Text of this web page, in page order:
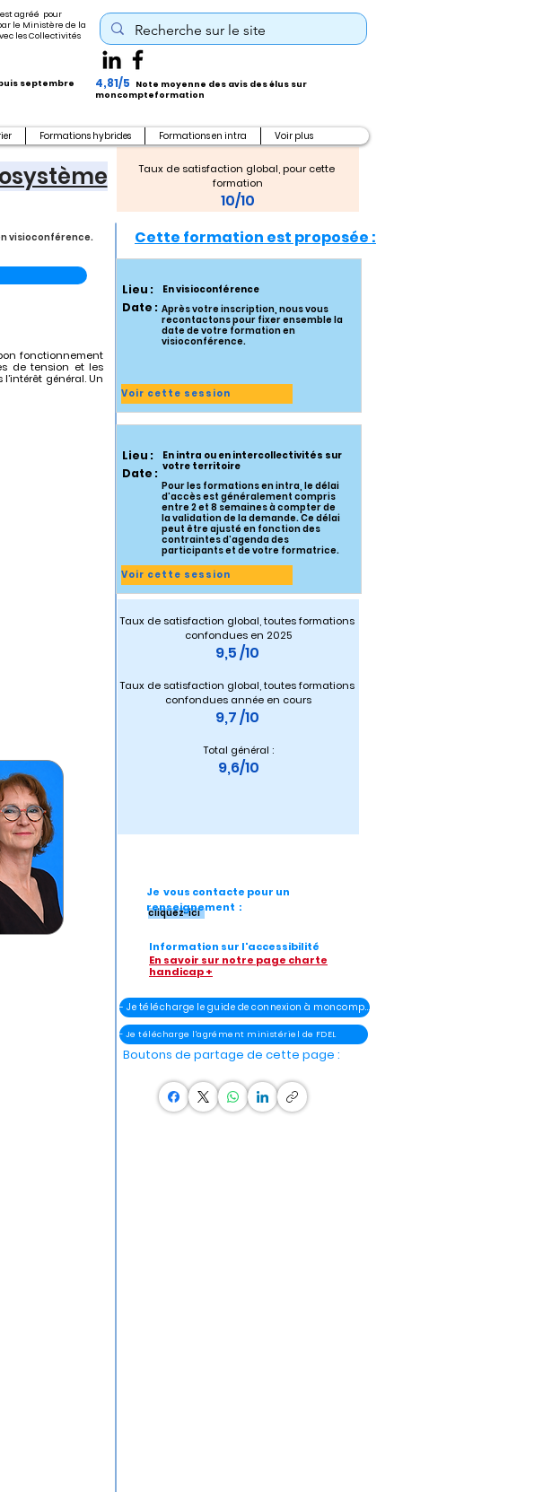
est agréé pour
le Ministère de la
les Collectivités
septembre
4,81/5
Note moyenne des avis des élus sur
moncompteformation
Formations hybrides Formations en intra Voir plus
visioconférence.
fonctionnement
de tension et les
général. Un
Cette formation est proposée :
Taux de satisfaction global, pour cette
formation
10/10
En visioconférence
Après votre inscription, nous vous
recontactons pour fixer ensemble la
date de votre formation en
visioconférence.
Lieu :
Date :
Voir cette session
En intra ou en intercollectivités sur
votre territoire
Pour les formations en intra, le délai
d’accès est généralement compris
entre 2 et 8 semaines à compter de
la validation de la demande. Ce délai
peut être ajusté en fonction des
contraintes d’agenda des
participants et de votre formatrice.
Lieu :
Date :
Voir cette session
Taux de satisfaction global, toutes formations
confondues en 2025
9,5 /10
Taux de satisfaction global, toutes formations
confondues année en cours
9,7 /10
Total général :
9,6/10
cliquez-ici
Je vous contacte pour un
renseignement :
Information sur l'accessibilité
En savoir sur notre page charte
handicap +
- Je télécharge le guide de connexion à moncompteélu
- Je télécharge l'agrément ministériel de FDEL
Boutons de partage de cette page :